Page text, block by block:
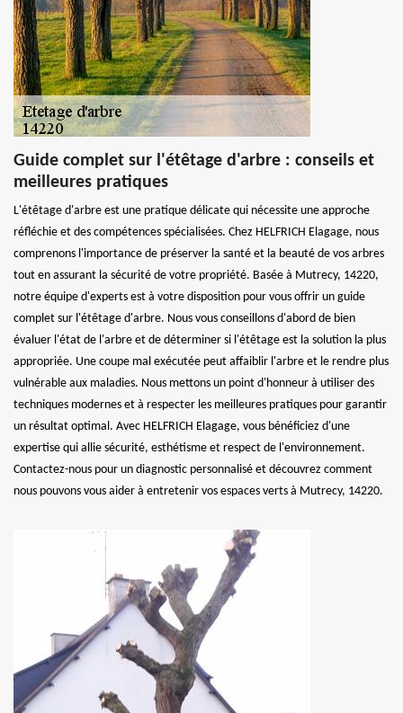
Guide complet sur l'étêtage d'arbre : conseils et
meilleures pratiques
L'étêtage d'arbre est une pratique délicate qui nécessite une approche
réfléchie et des compétences spécialisées. Chez HELFRICH Elagage, nous
comprenons l'importance de préserver la santé et la beauté de vos arbres
tout en assurant la sécurité de votre propriété. Basée à Mutrecy, 14220,
notre équipe d'experts est à votre disposition pour vous offrir un guide
complet sur l'étêtage d'arbre. Nous vous conseillons d'abord de bien
évaluer l'état de l'arbre et de déterminer si l'étêtage est la solution la plus
appropriée. Une coupe mal exécutée peut affaiblir l'arbre et le rendre plus
vulnérable aux maladies. Nous mettons un point d'honneur à utiliser des
techniques modernes et à respecter les meilleures pratiques pour garantir
un résultat optimal. Avec HELFRICH Elagage, vous bénéficiez d'une
expertise qui allie sécurité, esthétisme et respect de l'environnement.
Contactez-nous pour un diagnostic personnalisé et découvrez comment
nous pouvons vous aider à entretenir vos espaces verts à Mutrecy, 14220.